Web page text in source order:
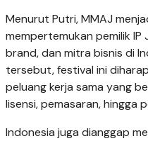
Menurut Putri, MMAJ
mempertemukan pemilik
brand, dan mitra bisnis di
tersebut, festival ini
peluang kerja sama yang
lisensi, pemasaran, hingga
Indonesia juga dianggap